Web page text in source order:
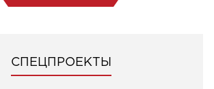
СПЕЦПРОЕКТЫ